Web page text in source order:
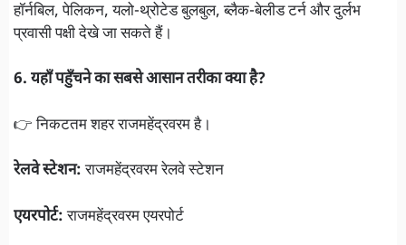
हॉर्नबिल, पेलिकन, यलो-थ्रोटेड बुलबुल, ब्लैक-बेलीड टर्न और दुर्लभ
प्रवासी पक्षी देखे जा सकते हैं।
6. यहाँ पहुँचने का सबसे आसान तरीका क्या है?
👉 निकटतम शहर राजमहेंद्रवरम है।
रेलवे स्टेशन:राजमहेंद्रवरम रेलवे स्टेशन
एयरपोर्ट:राजमहेंद्रवरम एयरपोर्ट